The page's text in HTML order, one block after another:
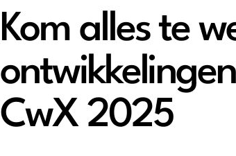
Kom alles te
CwX 2025